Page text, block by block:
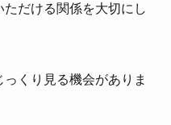
だける関係を大切にし
くり見る機会がありま